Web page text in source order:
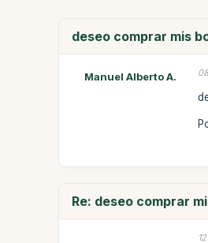
deseo comprar mis
Manuel Alberto A.
Re: deseo comprar